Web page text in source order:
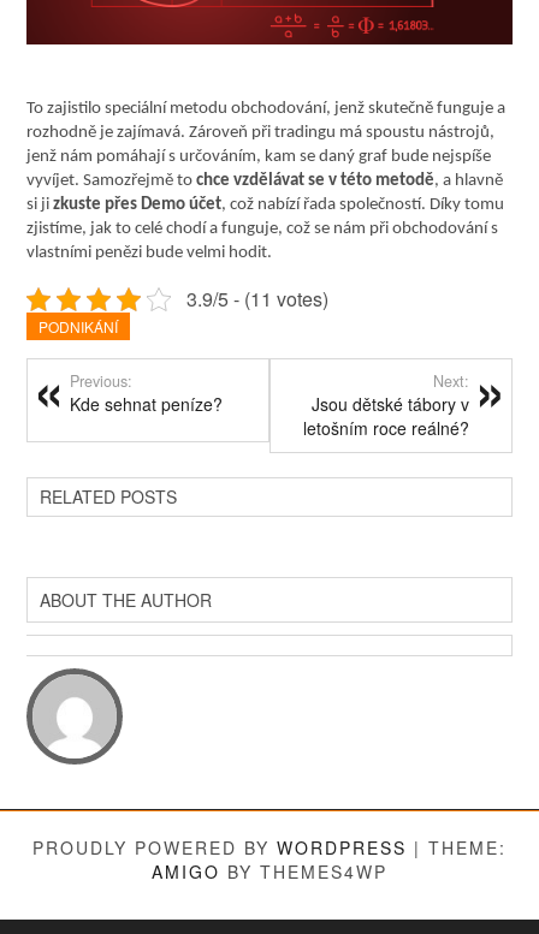
To zajistilo speciální metodu obchodování, jenž skutečně funguje a
rozhodně je zajímavá. Zároveň při tradingu má spoustu nástrojů,
jenž nám pomáhají s určováním, kam se daný graf bude nejspíše
vyvíjet. Samozřejmě tochce vzdělávat se v této metodě, a hlavně
si jizkuste přes Demo účet, což nabízí řada společností. Díky tomu
zjistíme, jak to celé chodí a funguje, což se nám při obchodování s
vlastními penězi bude velmi hodit.
3.9/5 - (11 votes)
PODNIKÁNÍ
Previous:
Kde sehnat peníze?
Next:
Jsou dětské tábory v
letošním roce reálné?
RELATED POSTS
ABOUT THE AUTHOR
PROUDLY POWERED BY WORDPRESS | THEME:
AMIGO BY THEMES4WP